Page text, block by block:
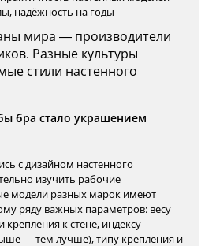
надёжность на годы
мира — производители
Разные культуры
стили настенного
бра стало украшением
с дизайном настенного
изучить рабочие
модели разных марок имеют
ряду важных параметров: весу
к стене, индексу
— тем лучше), типу крепления и